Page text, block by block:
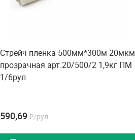
Стрейч пленка 500мм*300м 20мкм
прозрачная арт.20/500/2 1,9кг ПМ
1/6рул
590,69 ₽/рул